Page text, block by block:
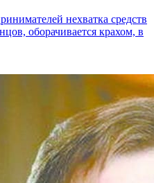
нехватка средств
оборачивается крахом, в